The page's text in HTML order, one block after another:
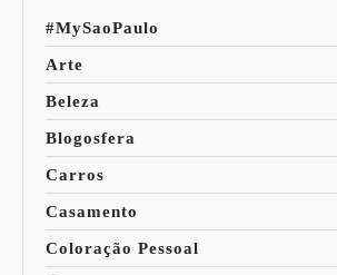
#MySaoPaulo
Arte
Beleza
Blogosfera
Carros
Casamento
Coloração Pessoal